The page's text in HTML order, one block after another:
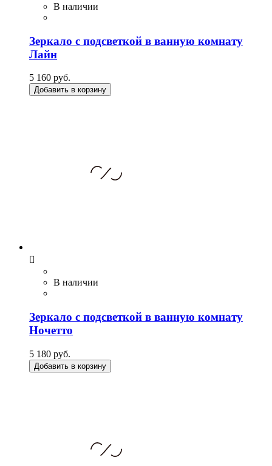
В наличии
Зеркало с подсветкой в ванную комнату
Лайн
5 160 руб.
Добавить в корзину

В наличии
Зеркало с подсветкой в ванную комнату
Ночетто
5 180 руб.
Добавить в корзину